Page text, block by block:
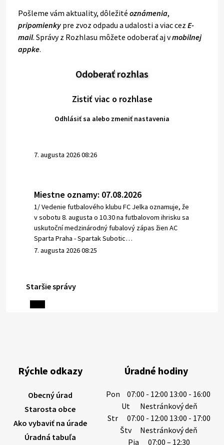
Pošleme vám aktuality, dôležité oznámenia,
pripomienky pre zvoz odpadu a udalosti a viac cez E-
mail. Správy z Rozhlasu môžete odoberať aj vmobilnej
appke.
Odoberať rozhlas
Zistiť viac o rozhlase
Odhlásiť sa alebo zmeniť nastavenia
7. augusta 2026 08:26
Miestne oznamy: 07.08.2026
1/ Vedenie futbalového klubu FC Jelka oznamuje, že
v sobotu 8. augusta o 10.30 na futbalovom ihrisku sa
uskutoční medzinárodný fubalový zápas žien AC
Sparta Praha - Spartak Subotic…
7. augusta 2026 08:25
6. augusta 2026 08:13
výdatnosti vodárenských zdrojov.
Západoslovenská vodárenská spoločnosť preto
6. augusta 2026 08:12
5. augusta 2026 13:10
Staršie správy
Rýchle odkazy
Obecný úrad
Starosta obce
Ako vybaviť na úrade
Úradná tabuľa
Úradné hodiny
Pon
07:00 - 12:00 13:00 - 16:00
Ut
Nestránkový deň
Str
07:00 - 12:00 13:00 - 17:00
Štv
Nestránkový deň
Pia
07:00 – 12:30